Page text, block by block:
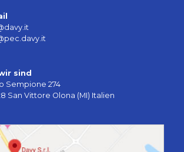
sind
Sempione 274
San Vittore Olona (MI) Italien